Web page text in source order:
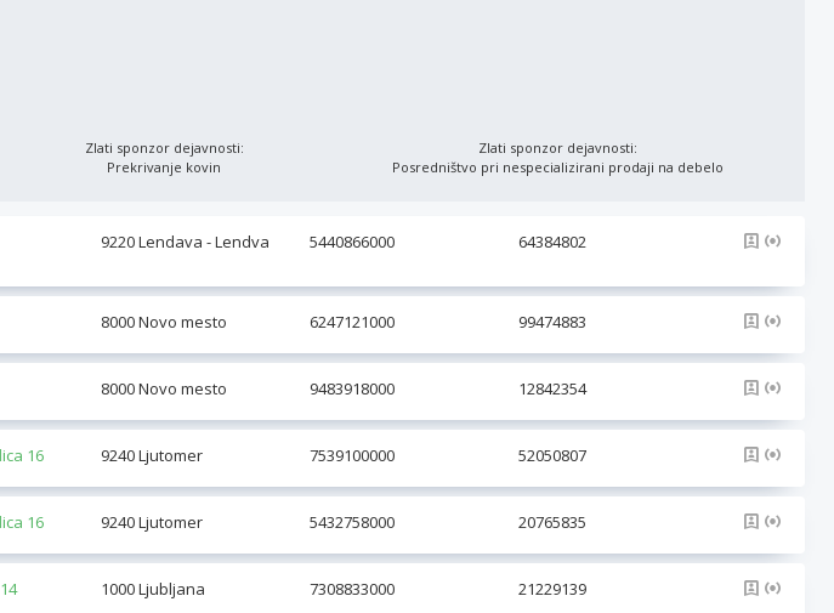
Zlati sponzor dejavnosti:
Prekrivanje kovin
Zlati sponzor dejavnosti:
Posredništvo pri nespecializirani prodaji na debelo
9220 Lendava - Lendva 5440866000 64384802
8000 Novo mesto 6247121000 99474883
8000 Novo mesto 9483918000 12842354
16 9240 Ljutomer 7539100000 52050807
16 9240 Ljutomer 5432758000 20765835
1000 Ljubljana 7308833000 21229139